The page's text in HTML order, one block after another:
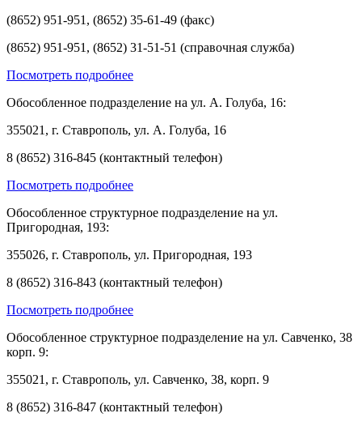
(8652) 951-951, (8652) 35-61-49 (факс)
(8652) 951-951, (8652) 31-51-51 (справочная служба)
Посмотреть подробнее
Обособленное подразделение на ул. А. Голуба, 16:
355021, г. Ставрополь, ул. А. Голуба, 16
8 (8652) 316-845 (контактный телефон)
Посмотреть подробнее
Обособленное структурное подразделение на ул.
Пригородная, 193:
355026, г. Ставрополь, ул. Пригородная, 193
8 (8652) 316-843 (контактный телефон)
Посмотреть подробнее
Обособленное структурное подразделение на ул. Савченко, 38
корп. 9:
355021, г. Ставрополь, ул. Савченко, 38, корп. 9
8 (8652) 316-847 (контактный телефон)